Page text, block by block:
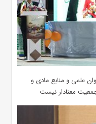
علمی و منابع مادی و
معنادار نیست